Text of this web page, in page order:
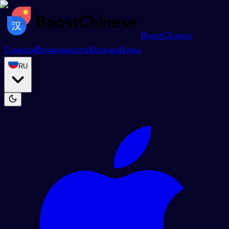
BoostChinese
ГлавнаяВозможностиКолодыЦены
RU